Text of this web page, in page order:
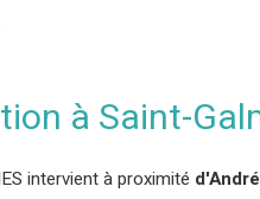
à Saint-
intervient à proximité